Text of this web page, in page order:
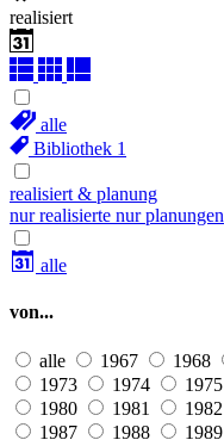
realisiert
alle
Bibliothek 1
realisiert & planung
nur realisierte nur planungen
alle
von...
alle 1967 1968
1973
1974 1975
1980
1981 1982
1987
1988 1989